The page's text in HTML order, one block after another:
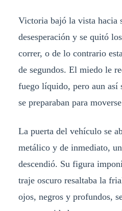
Victoria bajó la vista hacia
desesperación y se quitó
correr, o de lo contrario
de segundos. El miedo le
fuego líquido, pero aun así
se preparaban para
La puerta del vehículo se
metálico y de inmediato,
descendió. Su figura
traje oscuro resaltaba la
ojos, negros y profundos,